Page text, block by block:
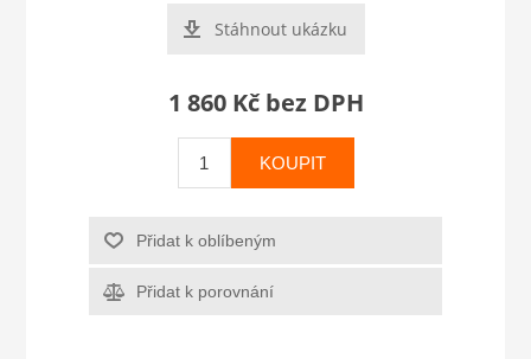
Stáhnout ukázku
1 860 Kč bez DPH
KOUPIT
Přidat k oblíbeným
Přidat k porovnání